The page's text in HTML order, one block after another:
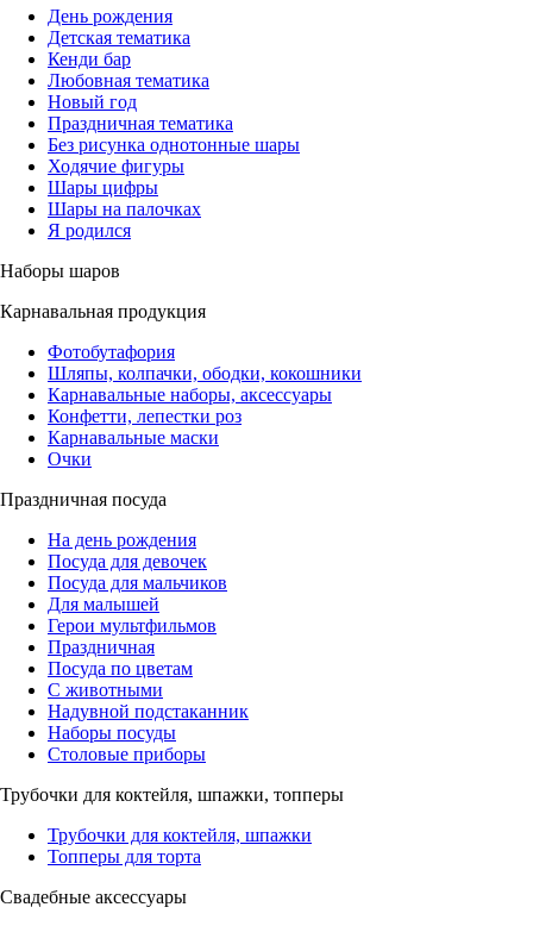
День рождения
Детская тематика
Кенди бар
Любовная тематика
Новый год
Праздничная тематика
Без рисунка однотонные шары
Ходячие фигуры
Шары цифры
Шары на палочках
Я родился
Наборы шаров
Карнавальная продукция
Фотобутафория
Шляпы, колпачки, ободки, кокошники
Карнавальные наборы, аксессуары
Конфетти, лепестки роз
Карнавальные маски
Очки
Праздничная посуда
На день рождения
Посуда для девочек
Посуда для мальчиков
Для малышей
Герои мультфильмов
Праздничная
Посуда по цветам
С животными
Надувной подстаканник
Наборы посуды
Столовые приборы
Трубочки для коктейля, шпажки, топперы
Трубочки для коктейля, шпажки
Топперы для торта
Свадебные аксессуары